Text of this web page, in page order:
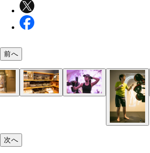
ダイエットに挫折してばかり
読モ（笑）の三浦君がＮＹ直
プロジェクションマッピング
バッグがズラリ！ まさに非日
オシャレな入り口にちょっと
ウェアやタオルなどはレンタ
人気インストラクターＮＡＮ
ＮＡＮＡさんの動きを真似て
正直、サーキットトレーニン
ＮＡＮＡさんのドＳな煽りに
“蝶のように舞い、蜂のよう
リの名言。b-monsterの名前の
前へ
次へ